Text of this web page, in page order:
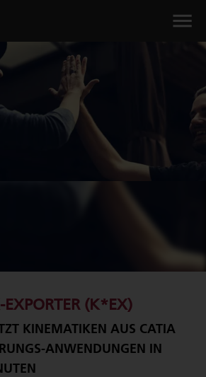
(K*EX)
KINEMATIKEN AUS CATIA
ANWENDUNGEN IN